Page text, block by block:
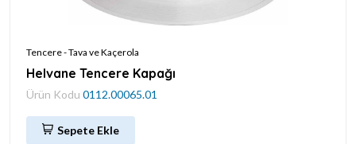
Tencere - Tava ve Kaçerola
Helvane Tencere Kapağı
Ürün Kodu 0112.00065.01
Sepete Ekle